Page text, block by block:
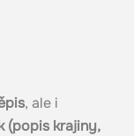
, ale i
(popis krajiny,